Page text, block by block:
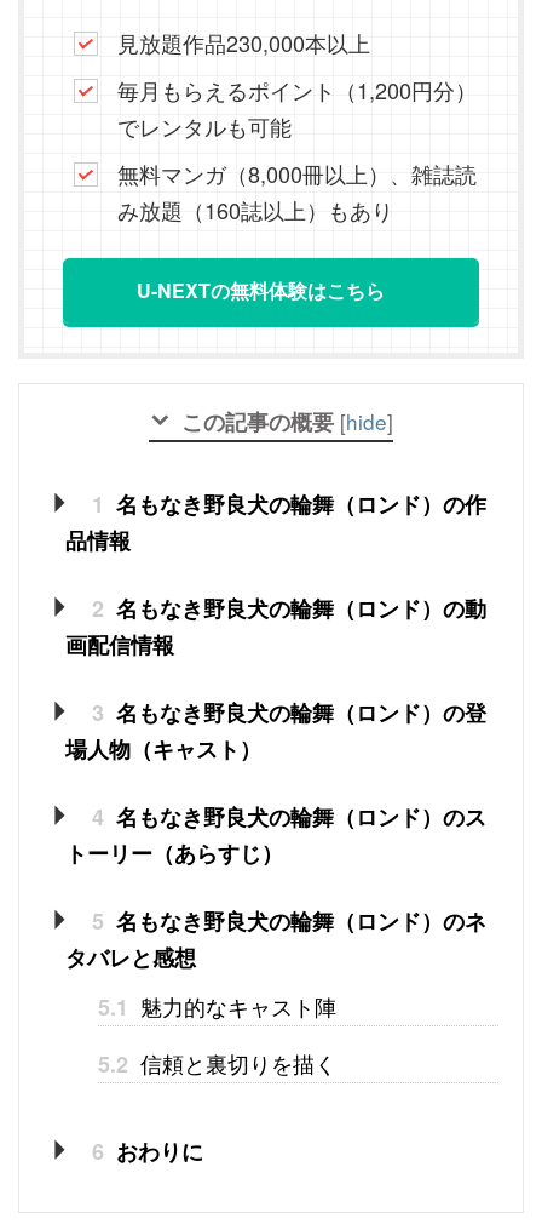
見放題作品230,000本以上
毎月もらえるポイント（1,200円分）
でレンタルも可能
無料マンガ（8,000冊以上）、雑誌読
み放題（160誌以上）もあり
U-NEXTの無料体験はこちら
この記事の概要 [hide]
1 名もなき野良犬の輪舞（ロンド）の作
品情報
2 名もなき野良犬の輪舞（ロンド）の動
画配信情報
3 名もなき野良犬の輪舞（ロンド）の登
場人物（キャスト）
4 名もなき野良犬の輪舞（ロンド）のス
トーリー（あらすじ）
5 名もなき野良犬の輪舞（ロンド）のネ
タバレと感想
5.1 魅力的なキャスト陣
5.2 信頼と裏切りを描く
6 おわりに